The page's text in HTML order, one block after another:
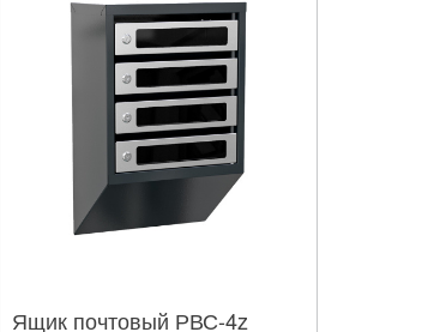
Ящик почтовый РВС-4z